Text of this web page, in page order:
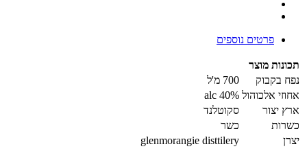
פרטים נוספים
תכונות מוצר
נפח בקבוק
700 מ'ל
אחוזי אלכוהול 40% alc
ארץ יצור
סקוטלנד
כשרות
כשר
יצרן
glenmorangie disttilery